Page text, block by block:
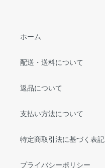
ホーム
配送・送料について
返品について
支払い方法について
特定商取引法に基づく表記
プライバシーポリシー